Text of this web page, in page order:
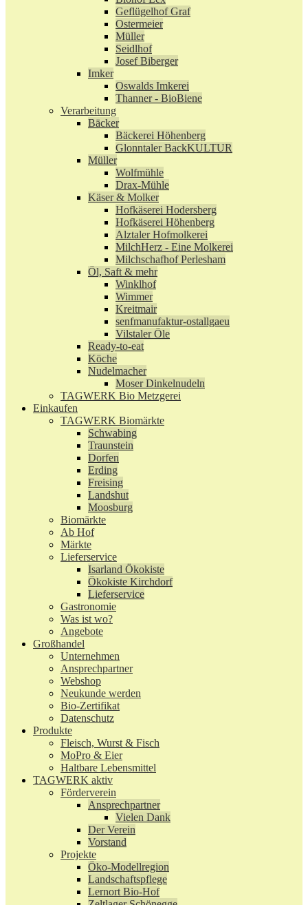
Geflügelhof Graf
Ostermeier
Müller
Seidlhof
Josef Biberger
Imker
Oswalds Imkerei
Thanner - BioBiene
Verarbeitung
Bäcker
Bäckerei Höhenberg
Glonntaler BackKULTUR
Müller
Wolfmühle
Drax-Mühle
Käser & Molker
Hofkäserei Hodersberg
Hofkäserei Höhenberg
Alztaler Hofmolkerei
MilchHerz - Eine Molkerei
Milchschafhof Perlesham
Öl, Saft & mehr
Winklhof
Wimmer
Kreitmair
senfmanufaktur-ostallgaeu
Vilstaler Öle
Ready-to-eat
Köche
Nudelmacher
Moser Dinkelnudeln
TAGWERK Bio Metzgerei
Einkaufen
TAGWERK Biomärkte
Schwabing
Traunstein
Dorfen
Erding
Freising
Landshut
Moosburg
Biomärkte
Ab Hof
Märkte
Lieferservice
Isarland Ökokiste
Ökokiste Kirchdorf
Lieferservice
Gastronomie
Was ist wo?
Angebote
Großhandel
Unternehmen
Ansprechpartner
Webshop
Neukunde werden
Bio-Zertifikat
Datenschutz
Produkte
Fleisch, Wurst & Fisch
MoPro & Eier
Haltbare Lebensmittel
TAGWERK aktiv
Förderverein
Ansprechpartner
Vielen Dank
Der Verein
Vorstand
Projekte
Öko-Modellregion
Landschaftspflege
Lernort Bio-Hof